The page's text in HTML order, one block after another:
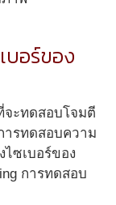
บอร์ของ
จะทดสอบโจมตี
ารทดสอบความ
ซเบอร์ของ
การทดสอบ